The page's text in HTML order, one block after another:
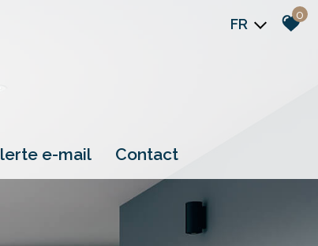
FR
0
alerte e-mail contact